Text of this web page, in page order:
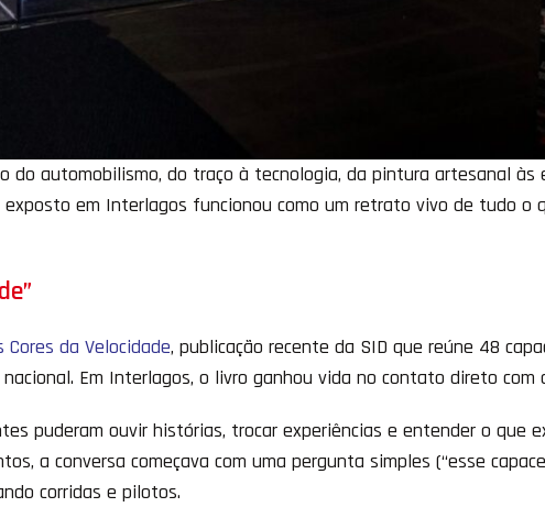
do automobilismo, do traço à tecnologia, da pintura artesanal às
em Interlagos funcionou como um retrato vivo de tudo o
Cores da Velocidade, publicação recente da SID que reúne 48
Em Interlagos, o livro ganhou vida no contato direto com
puderam ouvir histórias, trocar experiências e entender o que
a conversa começava com uma pergunta simples (“esse
corridas e pilotos.